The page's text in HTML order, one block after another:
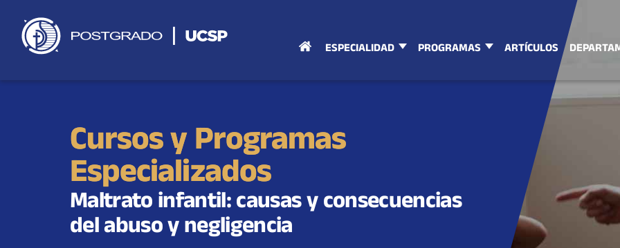
contenido
ESPECIALIDAD PROGRAMAS ARTÍCULOS
Cursos y Programas
Especializados
Maltrato infantil: causas y consecuencias
del abuso y negligencia